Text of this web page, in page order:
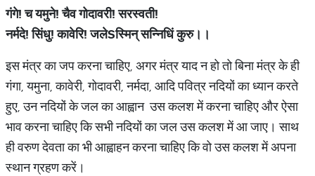
गंगे!चयमुने!चैवगोदावरी!सरस्वती!
नर्मदे!सिंधु!कावेरि!जलेSस्मिन्सन्निधिंकुरु।।
इस मंत्र का जप करना चाहिए, अगर मंत्र याद न हो तो बिना मंत्र के ही
गंगा, यमुना, कावेरी, गोदावरी, नर्मदा, आदि पवित्र नदियों का ध्यान करते
हुए, उन नदियों के जल का आह्वान उस कलश में करना चाहिए और ऐसा
भाव करना चाहिए कि सभी नदियों का जल उस कलश में आ जाए। साथ
ही वरुण देवता का भी आह्वाहन करना चाहिए कि वो उस कलश में अपना
स्थान ग्रहण करें।